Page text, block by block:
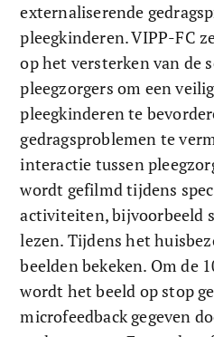
externaliserende
pleegkinderen. VIPP-FC
op het versterken van de
pleegzorgers om een
pleegkinderen te
gedragsproblemen te
interactie tussen
wordt gefilmd tijdens
activiteiten, bijvoorbeeld
lezen. Tijdens het
beelden bekeken. Om de
wordt het beeld op stop
microfeedback gegeven